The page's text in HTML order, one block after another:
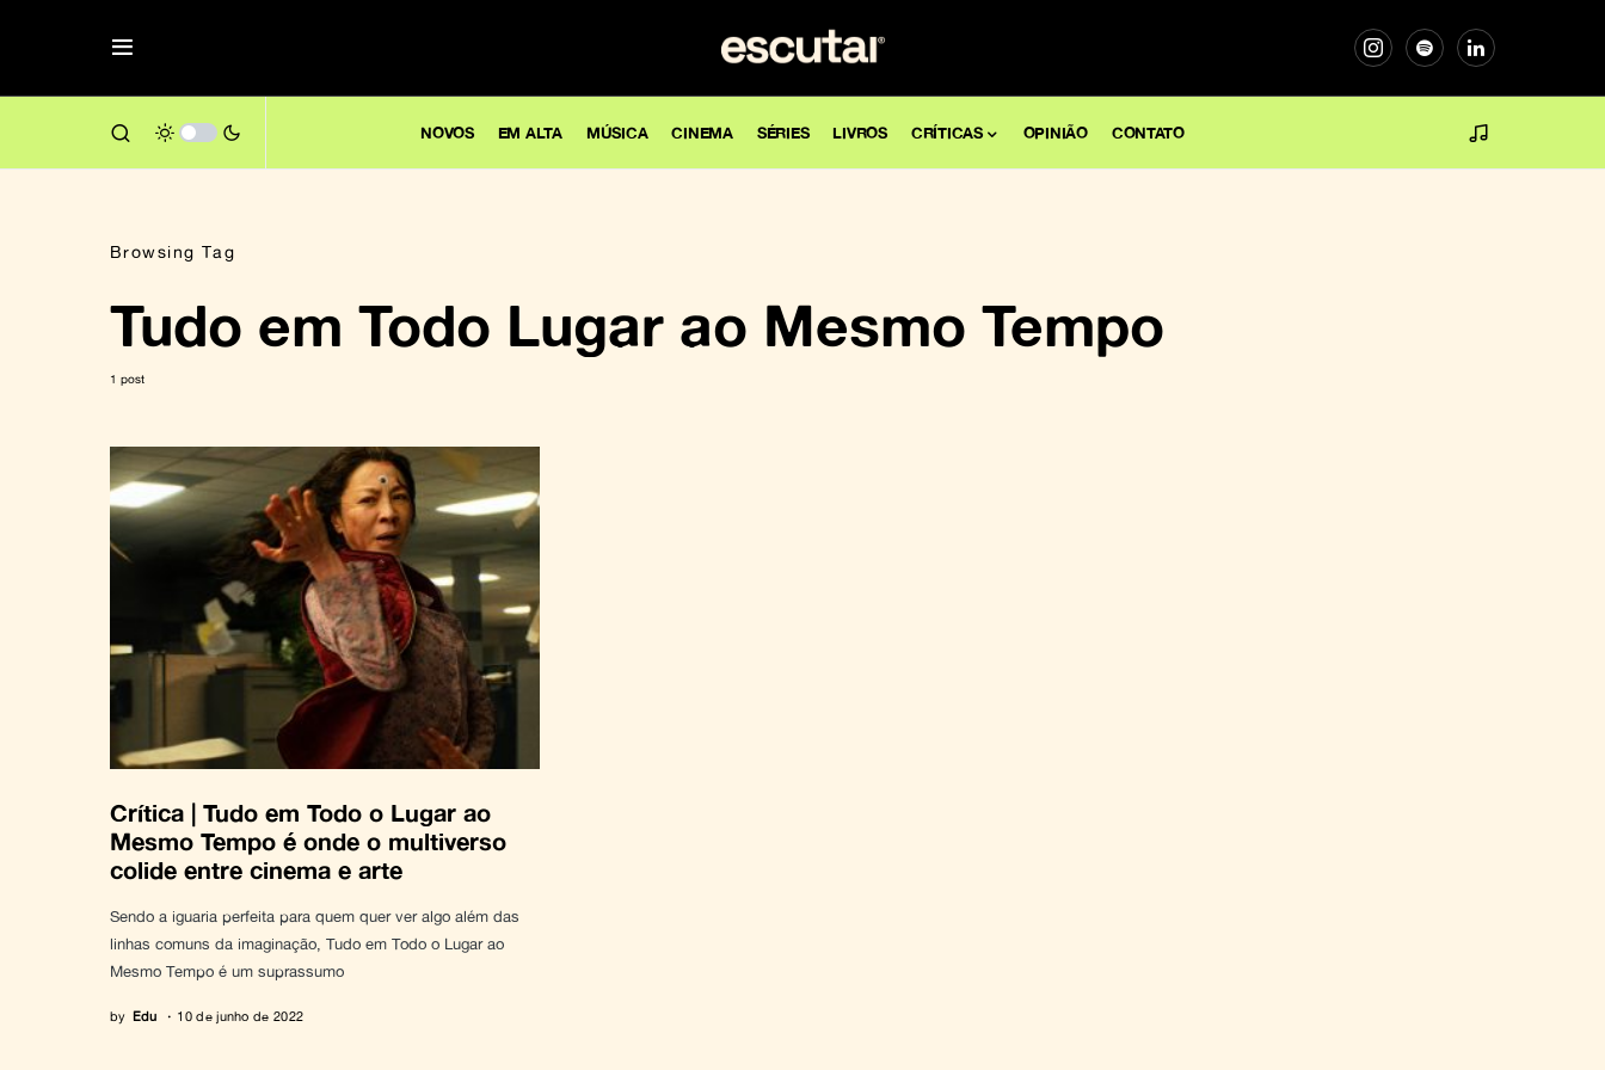
NOVOS EM ALTA MÚSICA CINEMA SÉRIES LIVROS CRÍTICAS OPINIÃO CONTATO
Browsing Tag
Tudo em Todo Lugar ao Mesmo Tempo
1 post
Crítica | Tudo em Todo o Lugar ao
Mesmo Tempo é onde o multiverso
colide entre cinema e arte
Sendo a iguaria perfeita para quem quer ver algo além das
linhas comuns da imaginação, Tudo em Todo o Lugar ao
Mesmo Tempo é um suprassumo
by Edu 10 de junho de 2022